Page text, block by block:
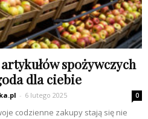
spożywczych
dla ciebie
- 6 lutego 2025 0
codzienne zakupy stają się nie